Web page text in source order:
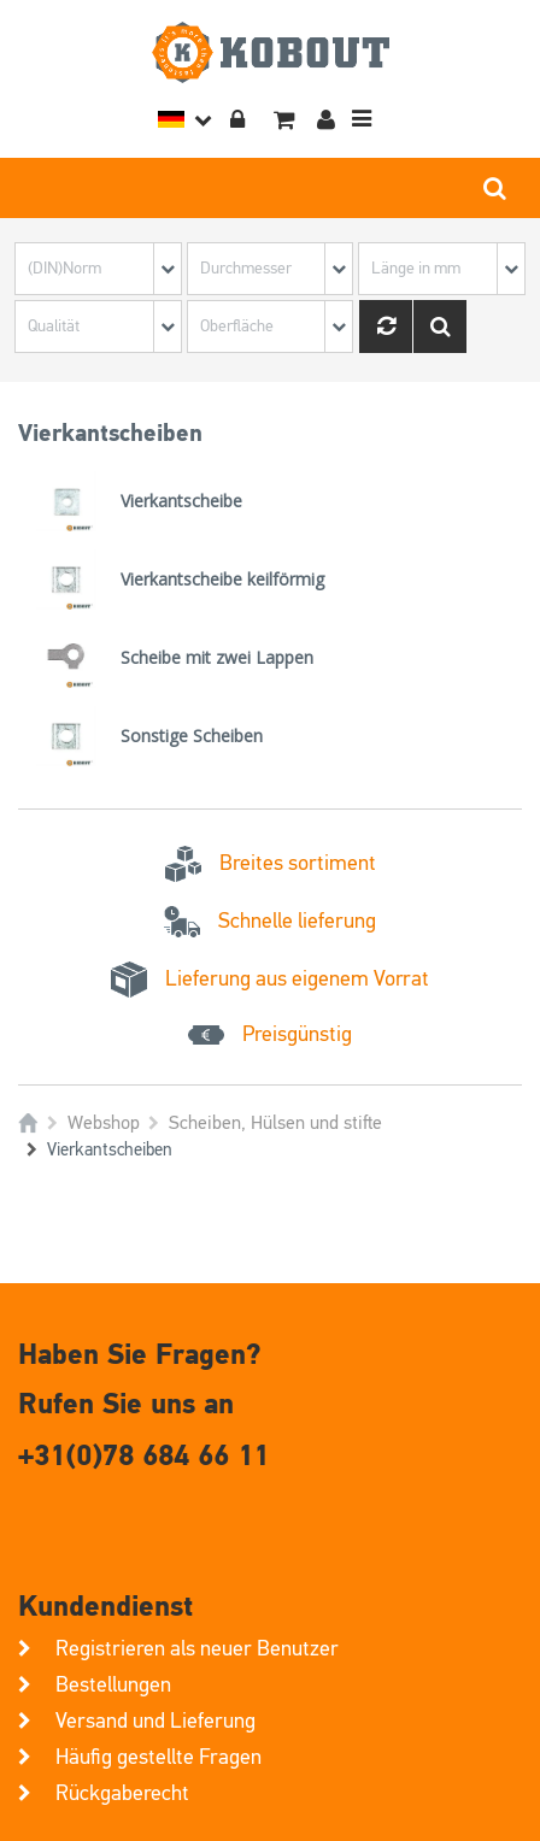
Toggle
Vierkantscheiben
Vierkantscheibe
Vierkantscheibe keilförmig
Scheibe mit zwei Lappen
Sonstige Scheiben
Breites sortiment
Schnelle lieferung
Lieferung aus eigenem Vorrat
Preisgünstig
Webshop Scheiben, Hülsen und stifte
Vierkantscheiben
Haben Sie Fragen?
Rufen Sie uns an
+31(0)78 684 66 11
Kundendienst
Registrieren als neuer Benutzer
Bestellungen
Versand und Lieferung
Häufig gestellte Fragen
Rückgaberecht